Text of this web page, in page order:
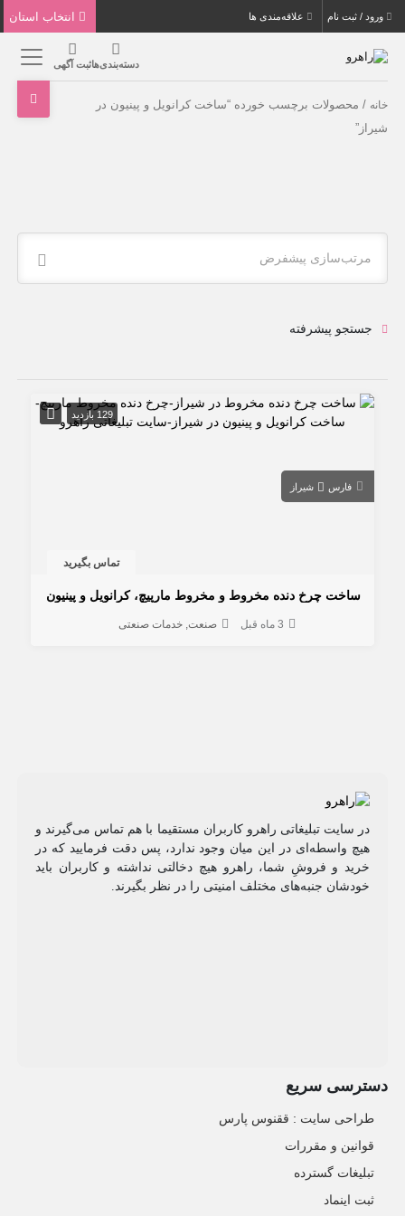
ورود / ثبت نام علاقه‌مندی ها
دسته‌بندی‌هاثبت آگهی
خانه / محصولات برچسب خورده “ساخت کرانویل و پینیون در
شیراز”
مرتب‌سازی پیشفرض
جستجو پیشرفته
129 بازدید
فارس شیراز
تماس بگیرید
ساخت چرخ دنده مخروط و مخروط مارپیچ، کرانویل و پینیون
3 ماه قبل صنعت خدمات صنعتی
در سایت تبلیغاتی راهرو کاربران مستقیما با هم تماس می‌گیرند و
هیچ واسطه‌ای در این میان وجود ندارد، پس دقت فرمایید که در
خرید و فروشِ شما، راهرو هیچ دخالتی نداشته و کاربران باید
خودشان جنبه‌های مختلف امنیتی را در نظر بگیرند.
دسترسی سریع
طراحی سایت :‌ ققنوس پارس
قوانین و مقررات
تبلیغات گسترده
ثبت اینماد